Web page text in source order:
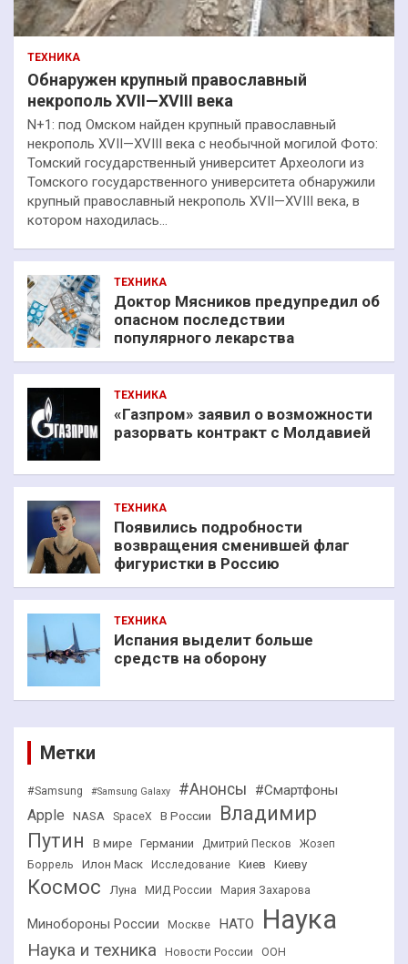
ТЕХНИКА
Обнаружен крупный православный
некрополь XVII—XVIII века
N+1: под Омском найден крупный православный
некрополь XVII—XVIII века с необычной могилой Фото:
Томский государственный университет Археологи из
Томского государственного университета обнаружили
крупный православный некрополь XVII—XVIII века, в
котором находилась…
ТЕХНИКА
Доктор Мясников предупредил об
опасном последствии
популярного лекарства
ТЕХНИКА
«Газпром» заявил о возможности
разорвать контракт с Молдавией
ТЕХНИКА
Появились подробности
возвращения сменившей флаг
фигуристки в Россию
ТЕХНИКА
Испания выделит больше
средств на оборону
Метки
#Samsung #Samsung Galaxy #Анонсы #Смартфоны
Apple NASA SpaceX В России
Владимир
Путин
В мире Германии Дмитрий Песков
Жозеп
Боррель
Илон Маск Исследование Киев Киеву
Космос Луна МИД России Мария Захарова
Минобороны России Москве НАТО Наука
Наука и техника Новости России ООН